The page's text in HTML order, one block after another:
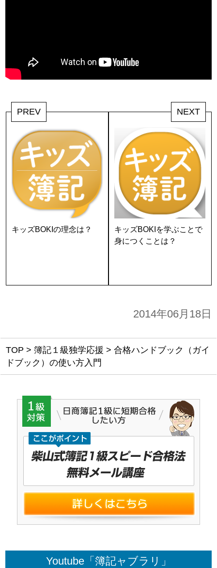
PREV
キッズBOKIの理念は？
NEXT
キッズBOKIを学ぶことで
身につくことは？
2014年06月18日
TOP > 簿記１級独学応援 > 合格ハンドブック（ガイ
ドブック）の使い方入門
Youtube「簿記ャブラリ」